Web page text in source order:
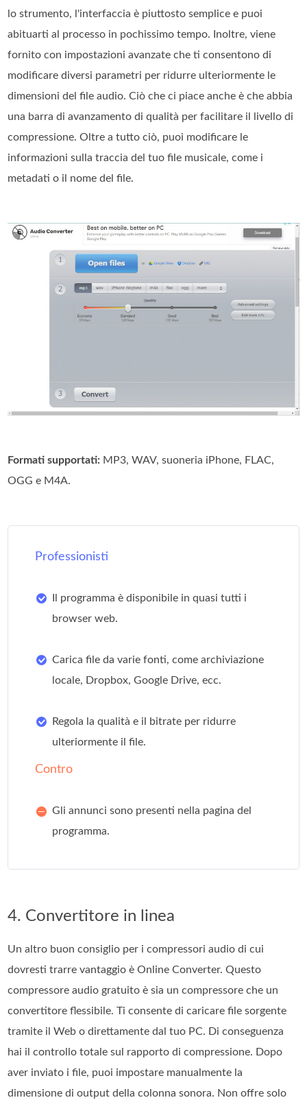
lo strumento, l'interfaccia è piuttosto semplice e puoi
abituarti al processo in pochissimo tempo. Inoltre, viene
fornito con impostazioni avanzate che ti consentono di
modificare diversi parametri per ridurre ulteriormente le
dimensioni del file audio. Ciò che ci piace anche è che abbia
una barra di avanzamento di qualità per facilitare il livello di
compressione. Oltre a tutto ciò, puoi modificare le
informazioni sulla traccia del tuo file musicale, come i
metadati o il nome del file.
Formati supportati: MP3, WAV, suoneria iPhone, FLAC,
OGG e M4A.
Professionisti
Il programma è disponibile in quasi tutti i
browser web.
Carica file da varie fonti, come archiviazione
locale, Dropbox, Google Drive, ecc.
Regola la qualità e il bitrate per ridurre
ulteriormente il file.
Contro
Gli annunci sono presenti nella pagina del
programma.
4. Convertitore in linea
Un altro buon consiglio per i compressori audio di cui
dovresti trarre vantaggio è Online Converter. Questo
compressore audio gratuito è sia un compressore che un
convertitore flessibile. Ti consente di caricare file sorgente
tramite il Web o direttamente dal tuo PC. Di conseguenza
hai il controllo totale sul rapporto di compressione. Dopo
aver inviato i file, puoi impostare manualmente la
dimensione di output della colonna sonora. Non offre solo